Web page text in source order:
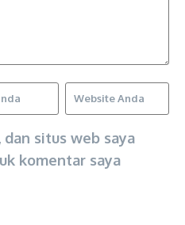
dan situs web saya
komentar saya